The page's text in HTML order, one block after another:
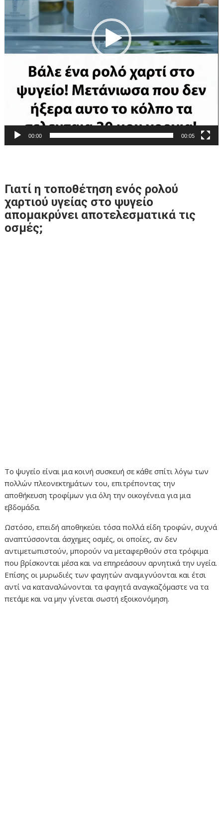
00:00 00:05
Γιατί η τοποθέτηση ενός ρολού
χαρτιού υγείας στο ψυγείο
απομακρύνει αποτελεσματικά τις
οσμές;
Το ψυγείο είναι μια κοινή συσκευή σε κάθε σπίτι λόγω των
πολλών πλεονεκτημάτων του, επιτρέποντας την
αποθήκευση τροφίμων για όλη την οικογένεια για μια
εβδομάδα.
Ωστόσο, επειδή αποθηκεύει τόσα πολλά είδη τροφών, συχνά
αναπτύσσονται άσχημες οσμές, οι οποίες, αν δεν
αντιμετωπιστούν, μπορούν να μεταφερθούν στα τρόφιμα
που βρίσκονται μέσα και να επηρεάσουν αρνητικά την υγεία.
Επίσης οι μυρωδιές των φαγητών αναμιγνύονται και έτσι
αντί να καταναλώνονται τα φαγητά αναγκαζόμαστε να τα
πετάμε και να μην γίνεται σωστή εξοικονόμηση.